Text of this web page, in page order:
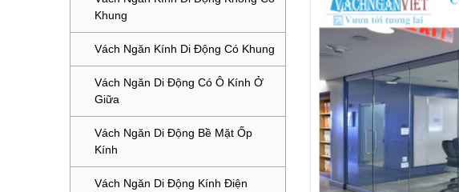
Khung
Vách Ngăn Kính Di Động Có Khung
Vách Ngăn Di Động Có Ô Kính Ở
Giữa
Vách Ngăn Di Động Bề Mặt Ốp
Kính
Vách Ngăn Di Động Kính Điện